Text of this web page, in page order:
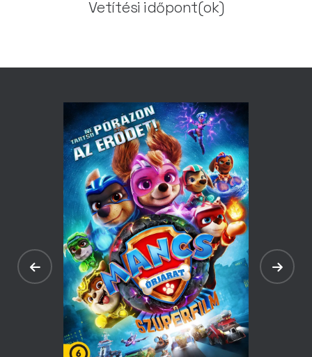
Vetítési időpont(ok)